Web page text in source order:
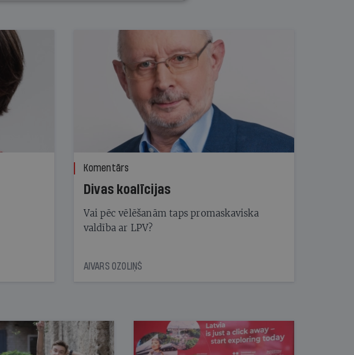
Komentārs
Divas koalīcijas
Vai pēc vēlēšanām taps promaskaviska
valdība ar LPV?
AIVARS OZOLIŅŠ